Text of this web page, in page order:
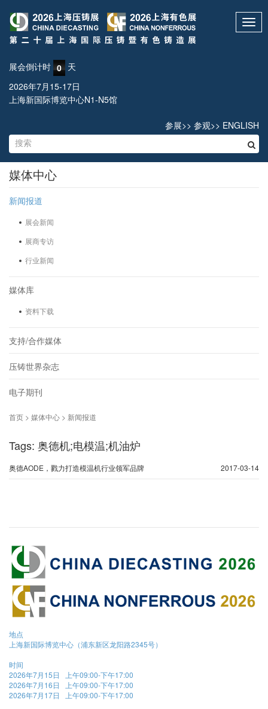
展会倒计时 0 天
2026年7月15-17日
上海新国际博览中心N1-N5馆
参展>> 参观>> ENGLISH
媒体中心
新闻报道
展会新闻
展商专访
行业新闻
媒体库
资料下载
支持/合作媒体
压铸世界杂志
电子期刊
首页 > 媒体中心 > 新闻报道
Tags: 奥德机;电模温;机油炉
2017-03-14
奥德AODE，戮力打造模温机行业领军品牌
地点
上海新国际博览中心（浦东新区龙阳路2345号）
时间
2026年7月15日 上午09:00-下午17:00
2026年7月16日 上午09:00-下午17:00
2026年7月17日 上午09:00-下午17:00